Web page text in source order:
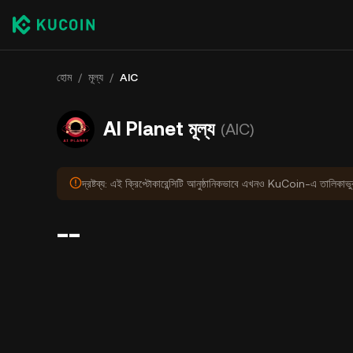
হোম / মূল্য / AIC
AI Planet মূল্য (AIC)
দ্রষ্টব্য: এই ক্রিপ্টোকারেন্সিটি আনুষ্ঠানিকভাবে এখনও KuCoin-এ
--